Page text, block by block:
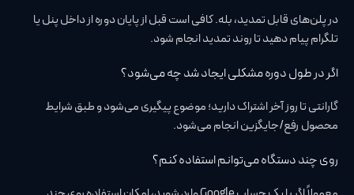
در پلن‌های قابل تمدید، بله. کافی است قبل از پایان دوره از داخل پنل یا
تلگرام پیام دهید تا روند تمدید انجام شود.
اگر در طول دوره مشکلی ایجاد شد چه می‌شود؟
گارانتی تا روز آخر اشتراک دارید؛ موضوع پیگیری می‌شود و طبق شرایط
محصول رفع/جایگزین انجام می‌شود.
روی چند دستگاه می‌توانم استفاده کنم؟